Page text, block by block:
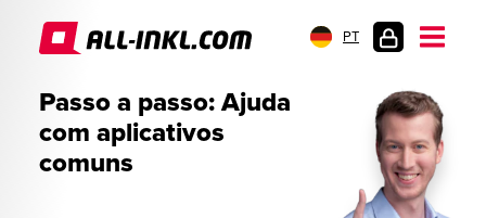
PT
DO
CLIENTE
Passo a passo: Ajuda
com aplicativos
comuns